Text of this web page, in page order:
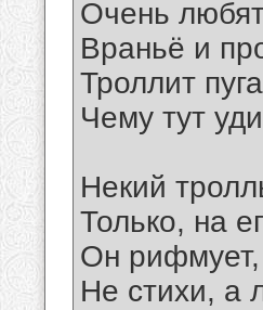
Очень
Враньё и
Троллит
Чему тут
Некий
Только, на
Он
Не стихи, а